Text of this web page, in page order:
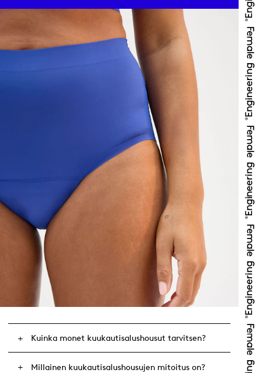
Kuinka monet kuukautisalushousut tarvitsen?
Millainen kuukautisalushousujen mitoitus on?